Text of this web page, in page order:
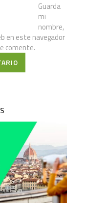
Guarda
mi
nombre,
en este navegador
comente.